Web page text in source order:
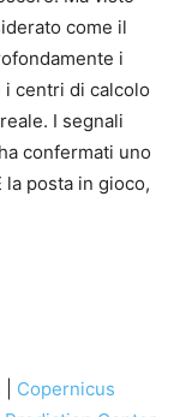
come il
i
i centri di calcolo
I segnali
confermati uno
la posta in gioco,
Copernicus